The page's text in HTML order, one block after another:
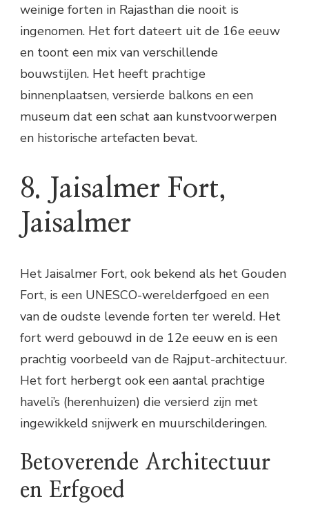
weinige forten in Rajasthan die nooit is
ingenomen. Het fort dateert uit de 16e eeuw
en toont een mix van verschillende
bouwstijlen. Het heeft prachtige
binnenplaatsen, versierde balkons en een
museum dat een schat aan kunstvoorwerpen
en historische artefacten bevat.
8. Jaisalmer Fort,
Jaisalmer
Het Jaisalmer Fort, ook bekend als het Gouden
Fort, is een UNESCO-werelderfgoed en een
van de oudste levende forten ter wereld. Het
fort werd gebouwd in de 12e eeuw en is een
prachtig voorbeeld van de Rajput-architectuur.
Het fort herbergt ook een aantal prachtige
haveli’s (herenhuizen) die versierd zijn met
ingewikkeld snijwerk en muurschilderingen.
Betoverende Architectuur
en Erfgoed